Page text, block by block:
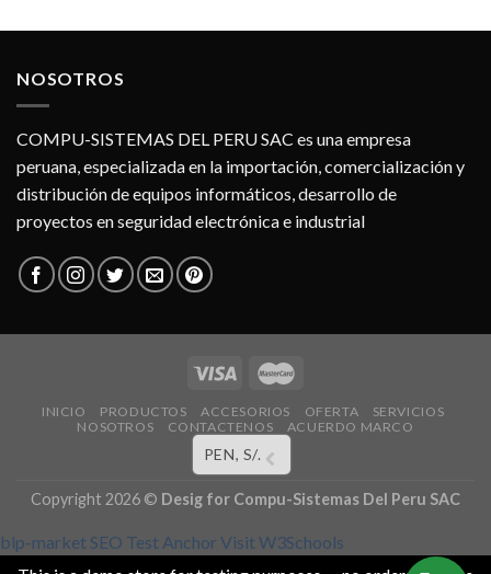
NOSOTROS
COMPU-SISTEMAS DEL PERU SAC es una empresa
peruana, especializada en la importación, comercialización y
distribución de equipos informáticos, desarrollo de
proyectos en seguridad electrónica e industrial
INICIO PRODUCTOS ACCESORIOS OFERTA
SERVICIOS
NOSOTROS
CONTACTENOS ACUERDO MARCO
PEN, S/.
Copyright 2026 © Desig for Compu-Sistemas Del Peru SAC
blp-marketSEO Test Anchor Visit W3Schools